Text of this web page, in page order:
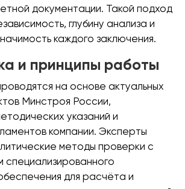
документации. Такой подход
глубину анализа и
каждого заключения.
и принципы работы
на основе актуальных
Минстроя России,
указаний и
компании. Эксперты
методы проверки с
специализированного
для расчёта и